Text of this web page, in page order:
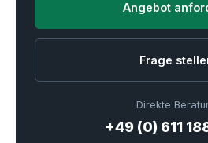
Angebot
Frage
Direkte
+49 (0) 611